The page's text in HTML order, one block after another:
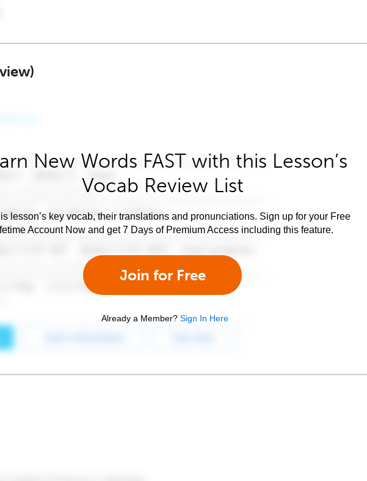
New Words FAST with this Lesson’s
Vocab Review List
lesson’s key vocab, their translations and pronunciations. Sign up for your Free
Account Now and get 7 Days of Premium Access including this feature.
Join for Free
Already a Member? Sign In Here